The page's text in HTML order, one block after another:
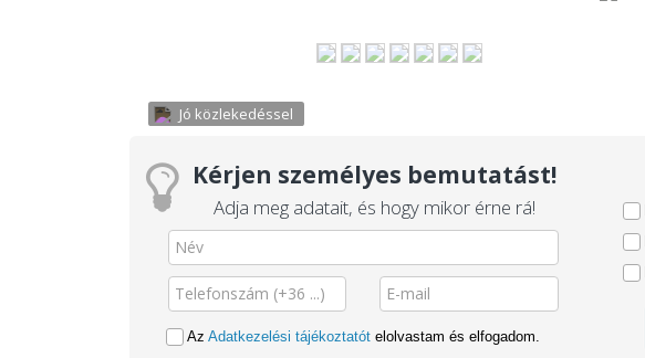
Jó közlekedéssel
Kérjen személyes bemutatást!
Adja meg adatait, és hogy mikor érne rá!
Az Adatkezelési tájékoztatót elolvastam és elfogadom.